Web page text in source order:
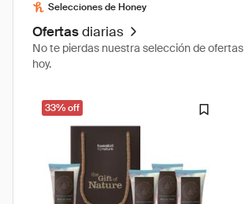
Selecciones de Honey
Ofertasdiarias
No te pierdas nuestra selección de
hoy.
33% off